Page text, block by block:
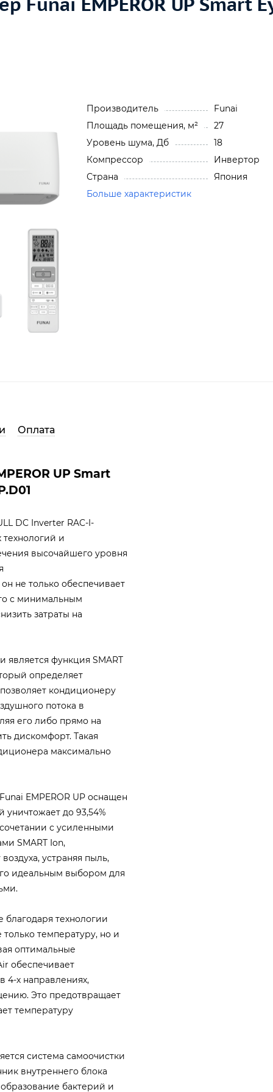
Производитель
Funai
Площадь помещения, м²
27
Уровень шума, Дб
18
Компрессор
Инвертор
Страна
Япония
Больше характеристик
Оплата
UP Smart
DC Inverter RAC-I-
и
высочайшего уровня
не только обеспечивает
с минимальным
затраты на
функция SMART
определяет
кондиционеру
потока в
его либо прямо на
дискомфорт. Такая
максимально
EMPEROR UP оснащен
до 93,54%
с усиленными
SMART Ion,
устраняя пыль,
идеальным выбором для
технологии
температуру, но и
оптимальные
обеспечивает
4-х направлениях,
Это предотвращает
температуру
система самоочистки
внутреннего блока
бактерий и